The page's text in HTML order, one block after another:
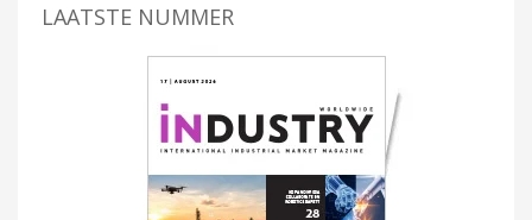
LAATSTE NUMMER